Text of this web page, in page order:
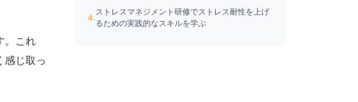
。これ
感じ取っ
ストレスマネジメント研修でストレス耐性を上げ
るための実践的なスキルを学ぶ